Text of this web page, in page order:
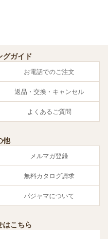
グガイド
お電話でのご注文
返品・交換・キャンセル
よくあるご質問
他
メルマガ登録
無料カタログ請求
パジャマについて
はこちら